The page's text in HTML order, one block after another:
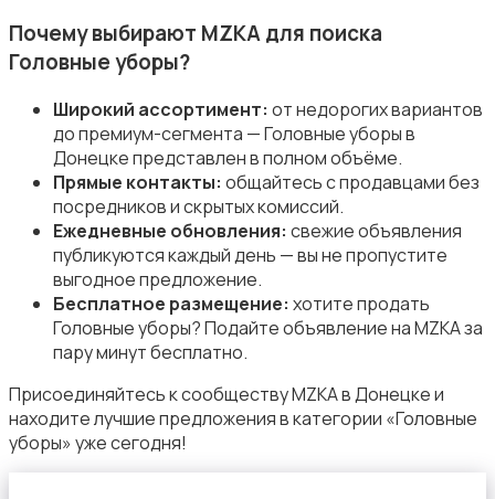
Обувь
Пиджаки и костюмы
Платья и юбки
Почему выбирают MZKA для поиска
Головные уборы?
Широкий ассортимент: от недорогих вариантов
до премиум-сегмента — Головные уборы в
Донецке представлен в полном объёме.
Прямые контакты: общайтесь с продавцами без
посредников и скрытых комиссий.
Ежедневные обновления: свежие объявления
публикуются каждый день — вы не пропустите
выгодное предложение.
Бесплатное размещение: хотите продать
Головные уборы? Подайте объявление на MZKA за
пару минут бесплатно.
Присоединяйтесь к сообществу MZKA в Донецке и
находите лучшие предложения в категории «Головные
уборы» уже сегодня!